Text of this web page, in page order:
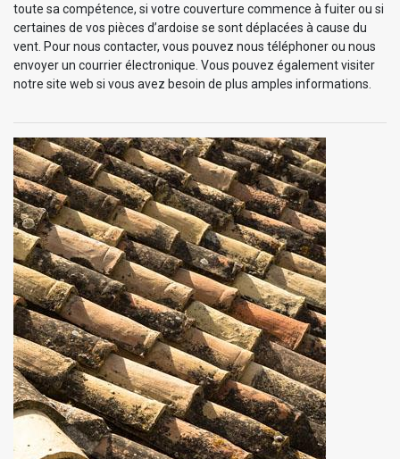
toute sa compétence, si votre couverture commence à fuiter ou si
certaines de vos pièces d’ardoise se sont déplacées à cause du
vent. Pour nous contacter, vous pouvez nous téléphoner ou nous
envoyer un courrier électronique. Vous pouvez également visiter
notre site web si vous avez besoin de plus amples informations.